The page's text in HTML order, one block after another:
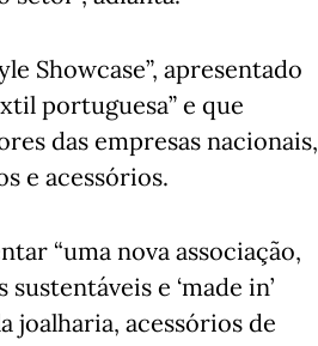
Showcase”, apresentado
portuguesa” e que
das empresas nacionais,
e acessórios.
“uma nova associação,
e ‘made in’
joalharia, acessórios de